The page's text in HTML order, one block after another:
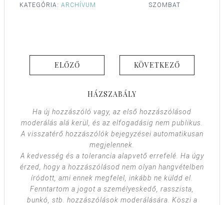
SZOMBAT
KATEGÓRIA: ARCHÍVUM
ELŐZŐ KÖVETKEZŐ
HÁZSZABÁLY
Ha új hozzászóló vagy, az első hozzászólásod
moderálás alá kerül, és az elfogadásig nem publikus.
A visszatérő hozzászólók bejegyzései automatikusan
megjelennek.
A kedvesség és a tolerancia alapvető errefelé. Ha úgy
érzed, hogy a hozzászólásod nem olyan hangvételben
íródott, ami ennek megfelel, inkább ne küldd el.
Fenntartom a jogot a személyeskedő, rasszista,
bunkó, stb. hozzászólások moderálására. Köszi a